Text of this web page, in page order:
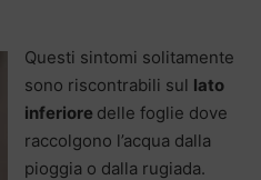
Questi sintomi solitamente
sono riscontrabili sul lato
inferiore delle foglie dove
raccolgono l’acqua dalla
pioggia o dalla rugiada.